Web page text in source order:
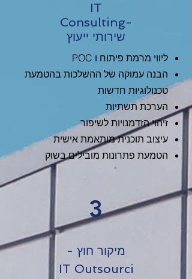
IT
Consulting-
שירותי ייעוץ
ליווי מרמת פיתוח ו POC
הבנה עמוקה של ההשלכות בהטמעת
טכנולוגיות חדשות
הערכת תשתיות
זיהוי הזדמנויות לשיפור
עיצוב תוכנית מותאמת אישית
הטמעת פתרונות מובילים בשוק
3
מיקור חוץ -
IT Outsourci